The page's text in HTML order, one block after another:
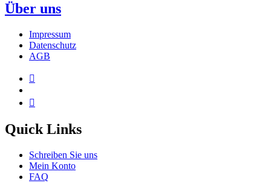
Über uns
Impressum
Datenschutz
AGB
Quick Links
Schreiben Sie uns
Mein Konto
FAQ